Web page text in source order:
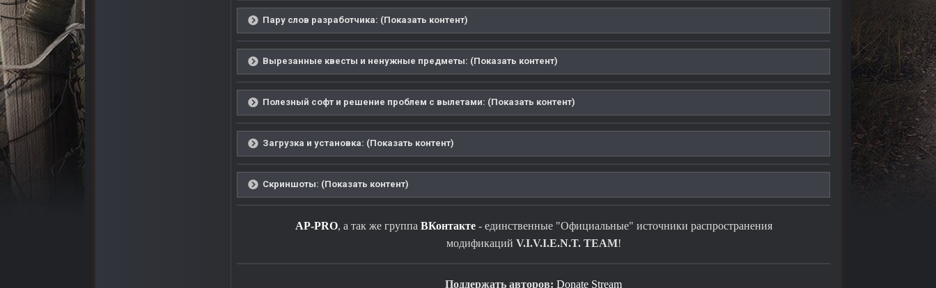
Пару слов разработчика: (Показать контент)
Вырезанные квесты и ненужные предметы: (Показать контент)
Полезный софт и решение проблем с вылетами: (Показать контент)
Загрузка и установка: (Показать контент)
Скриншоты: (Показать контент)
AP-PRO, а так же группа ВКонтакте- единственные "Официальные" источники распространения
модификаций V.I.V.I.E.N.T. TEAM!
Поддержать авторов: Donate Stream